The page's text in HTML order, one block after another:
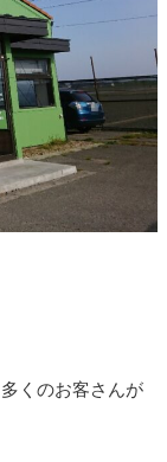
くのお客さんが